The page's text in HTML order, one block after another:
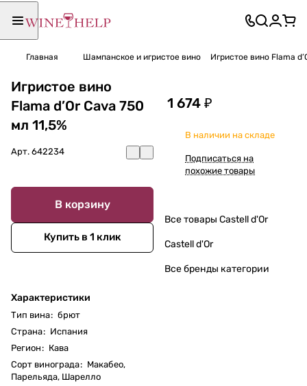
Главная Шампанское и игристое вино Игристое вино Flama
Игристое вино
Flama d’Or Cava 750
мл 11,5%
Арт. 642234
В корзину
Купить в 1 клик
Характеристики
Тип вина: брют
Страна: Испания
Регион: Кава
Сорт винограда: Макабео,
Парельяда, Шарелло
1 674 ₽
В наличии на складе
Подписаться на
похожие товары
Все товары Castell d'Or
Castell d'Or
Все бренды категории